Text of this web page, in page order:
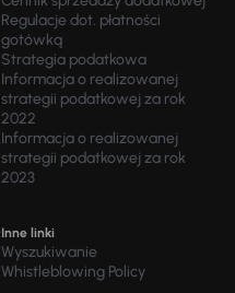
Regulacje dot. płatności
gotówką
Strategia podatkowa
Informacja o realizowanej
strategii podatkowej za rok
2022
Informacja o realizowanej
strategii podatkowej za rok
2023
Inne linki
Wyszukiwanie
Whistleblowing Policy